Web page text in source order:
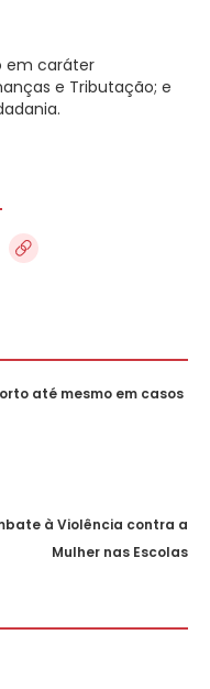
em caráter
e Tributação; e
até mesmo em casos
à Violência contra a
Mulher nas Escolas